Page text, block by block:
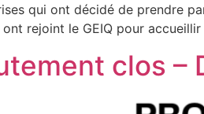
qui ont décidé de prendre
rejoint le GEIQ pour
clos –